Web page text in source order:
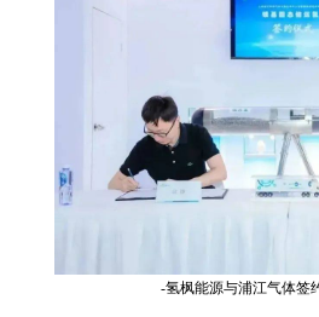
-氢枫能源与浦江气体签